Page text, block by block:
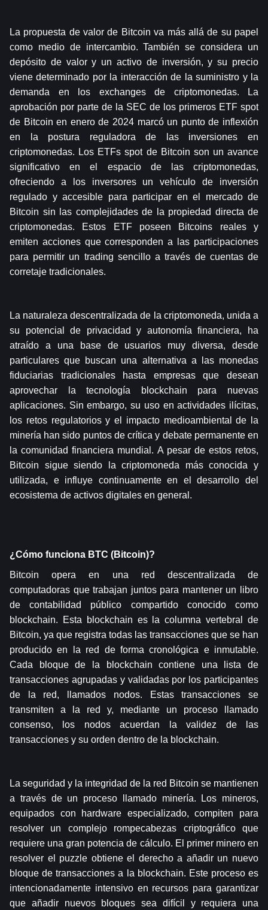
La propuesta de valor de Bitcoin va más allá de su papel
como medio de intercambio. También se considera un
depósito de valor y un activo de inversión, y su precio
viene determinado por la interacción de la suministro y la
demanda en los exchanges de criptomonedas. La
aprobación por parte de la SEC de los primeros ETF spot
de Bitcoin en enero de 2024 marcó un punto de inflexión
en la postura reguladora de las inversiones en
criptomonedas. Los ETFs spot de Bitcoin son un avance
significativo en el espacio de las criptomonedas,
ofreciendo a los inversores un vehículo de inversión
regulado y accesible para participar en el mercado de
Bitcoin sin las complejidades de la propiedad directa de
criptomonedas. Estos ETF poseen Bitcoins reales y
emiten acciones que corresponden a las participaciones
para permitir un trading sencillo a través de cuentas de
corretaje tradicionales.
La naturaleza descentralizada de la criptomoneda, unida a
su potencial de privacidad y autonomía financiera, ha
atraído a una base de usuarios muy diversa, desde
particulares que buscan una alternativa a las monedas
fiduciarias tradicionales hasta empresas que desean
aprovechar la tecnología blockchain para nuevas
aplicaciones. Sin embargo, su uso en actividades ilícitas,
los retos regulatorios y el impacto medioambiental de la
minería han sido puntos de crítica y debate permanente en
la comunidad financiera mundial. A pesar de estos retos,
Bitcoin sigue siendo la criptomoneda más conocida y
utilizada, e influye continuamente en el desarrollo del
ecosistema de activos digitales en general.
¿Cómo funciona BTC (Bitcoin)?
Bitcoin opera en una red descentralizada de
computadoras que trabajan juntos para mantener un libro
de contabilidad público compartido conocido como
blockchain. Esta blockchain es la columna vertebral de
Bitcoin, ya que registra todas las transacciones que se han
producido en la red de forma cronológica e inmutable.
Cada bloque de la blockchain contiene una lista de
transacciones agrupadas y validadas por los participantes
de la red, llamados nodos. Estas transacciones se
transmiten a la red y, mediante un proceso llamado
consenso, los nodos acuerdan la validez de las
transacciones y su orden dentro de la blockchain.
La seguridad y la integridad de la red Bitcoin se mantienen
a través de un proceso llamado minería. Los mineros,
equipados con hardware especializado, compiten para
resolver un complejo rompecabezas criptográfico que
requiere una gran potencia de cálculo. El primer minero en
resolver el puzzle obtiene el derecho a añadir un nuevo
bloque de transacciones a la blockchain. Este proceso es
intencionadamente intensivo en recursos para garantizar
que añadir nuevos bloques sea difícil y requiera una